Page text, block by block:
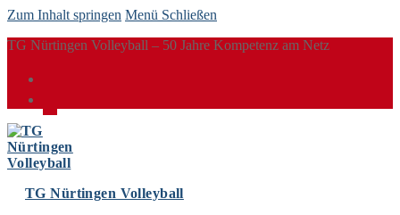
Zum Inhalt springen Menü Schließen
TG Nürtingen Volleyball – 50 Jahre Kompetenz am Netz
TG Nürtingen Volleyball